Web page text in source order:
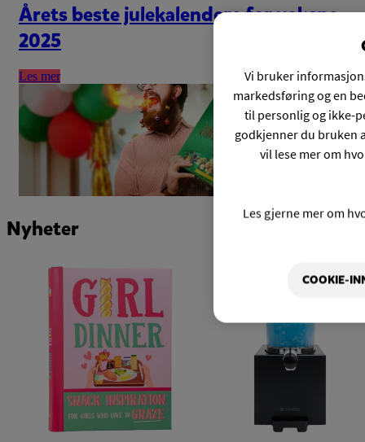
Årets beste julekalendere for voksne
2025
Les mer
Nyheter
Vi bruker
markedsføring og en
til personlig og ikke-
godkjenner du bruken
vil lese mer om
Les gjerne mer om
COOKIE-